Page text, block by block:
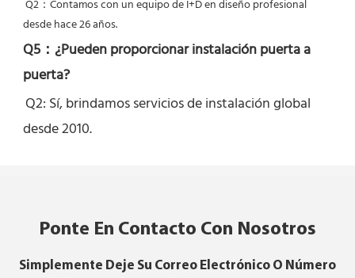
Q2： Contamos con un equipo de I+D en diseño profesional
desde hace 26 años.
Q5： ¿Pueden proporcionar instalación puerta a
puerta?
Q2: Sí, brindamos servicios de instalación global
desde 2010.
Ponte En Contacto Con Nosotros
Simplemente Deje Su Correo Electrónico O Número